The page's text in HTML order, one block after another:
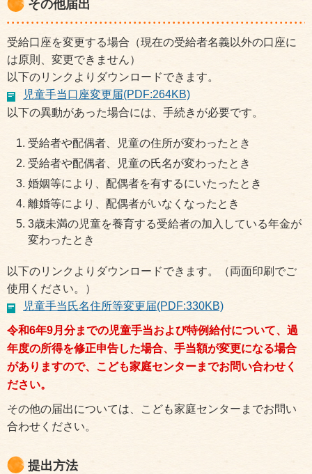
その他届出
受給口座を変更する場合（現在の受給者名義以外の口座に
は原則、変更できません）
以下のリンクよりダウンロードできます。
児童手当口座変更届(PDF:264KB)
以下の異動があった場合には、手続きが必要です。
受給者や配偶者、児童の住所が変わったとき
受給者や配偶者、児童の氏名が変わったとき
婚姻等により、配偶者を有するにいたったとき
離婚等により、配偶者がいなくなったとき
3歳未満の児童を養育する受給者の加入している年金が
変わったとき
以下のリンクよりダウンロードできます。（両面印刷でご
使用ください。）
児童手当氏名住所等変更届(PDF:330KB)
令和6年9月分までの児童手当および特例給付について、過
年度の所得を修正申告した場合、手当額が変更になる場合
がありますので、こども家庭センターまでお問い合わせく
ださい。
その他の届出については、こども家庭センターまでお問い
合わせください。
提出方法